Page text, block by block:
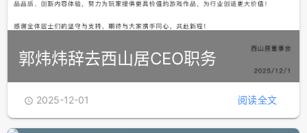
郭炜炜辞去西山居CEO职务
 2025-12-01 阅读全文